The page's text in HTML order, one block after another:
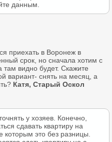
данным.
приехать в Воронеж в
срок, но сначала хотим с
видно будет. Скажите
вариант- снять на месяц, а
Катя, Старый Оскол
у хозяев. Конечно,
сдавать квартиру на
которым это без разницы.